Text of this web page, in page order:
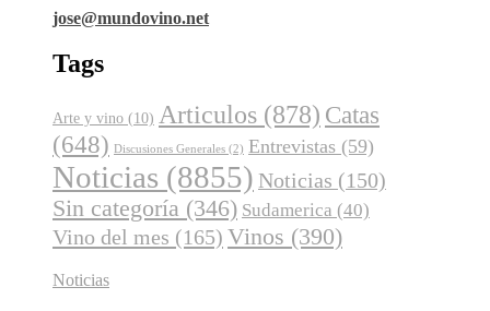
jose@mundovino.net
Tags
Arte y vino (10) Articulos (878) Catas
(648) Discusiones Generales (2) Entrevistas (59)
Noticias (8855) Noticias (150)
Sin categoría (346) Sudamerica (40)
Vino del mes (165) Vinos (390)
Noticias